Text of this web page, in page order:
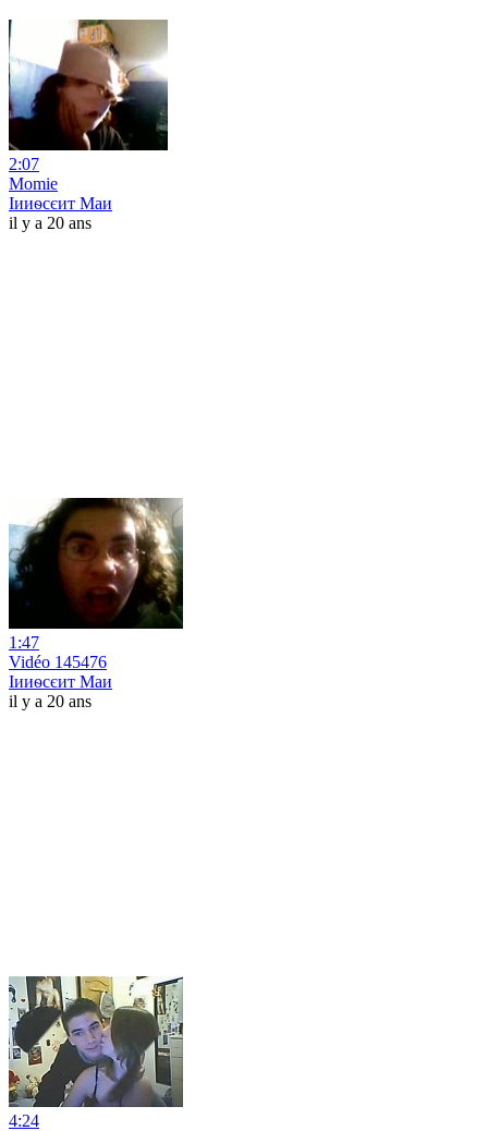
2:07
Momie
Іииѳсєит Маи
il y a 20 ans
1:47
Vidéo 145476
Іииѳсєит Маи
il y a 20 ans
4:24